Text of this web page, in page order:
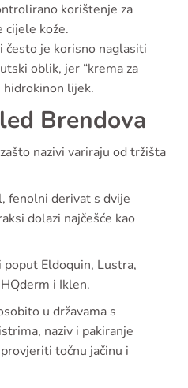
korištenje za
cijele kože.
često je korisno naglasiti
oblik, jer “krema za
lijek.
Brendova
nazivi variraju od tržišta
fenolni derivat s dvije
dolazi najčešće kao
Eldoquin, Lustra,
i Iklen.
u državama s
naziv i pakiranje
točnu jačinu i